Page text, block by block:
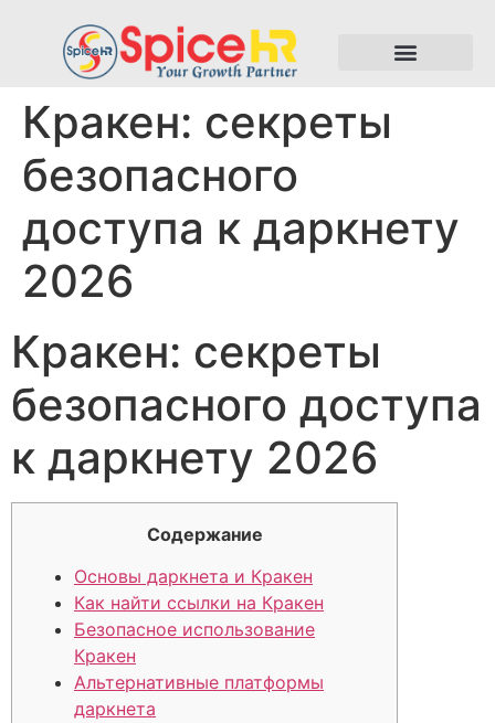
Кракен: секреты
безопасного
доступа к даркнету
2026
Кракен: секреты
безопасного доступа
к даркнету 2026
Содержание
Основы даркнета и Кракен
Как найти ссылки на Кракен
Безопасное использование
Кракен
Альтернативные платформы
даркнета